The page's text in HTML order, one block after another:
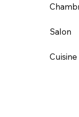
Salon
Cuisine